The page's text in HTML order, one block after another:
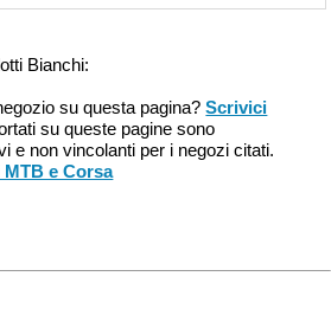
Bianchi:
su questa pagina?Scrivici
su queste pagine sono
e non vincolanti per i negozi citati.
e Corsa